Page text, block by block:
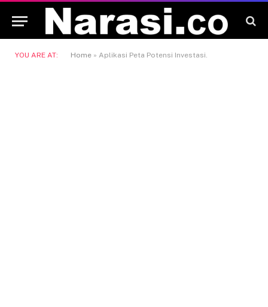
YOU ARE AT: Home » Aplikasi Peta Potensi Investasi.